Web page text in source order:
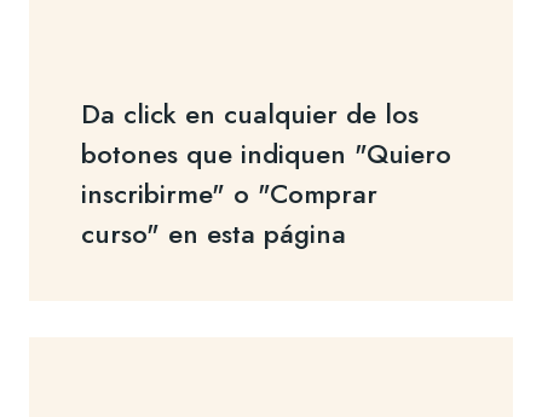
Da click en cualquier de los
botones que indiquen "Quiero
inscribirme" o "Comprar
curso" en esta página